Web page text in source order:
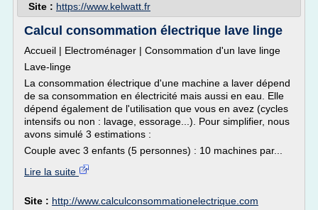
Site : https://www.kelwatt.fr
Calcul consommation électrique lave linge
Accueil | Electroménager | Consommation d'un lave linge
Lave-linge
La consommation électrique d'une machine a laver dépend
de sa consommation en électricité mais aussi en eau. Elle
dépend également de l'utilisation que vous en avez (cycles
intensifs ou non : lavage, essorage...). Pour simplifier, nous
avons simulé 3 estimations :
Couple avec 3 enfants (5 personnes) : 10 machines par...
Lire la suite
Site : http://www.calculconsommationelectrique.com